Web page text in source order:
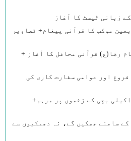
زبانی ٹیسٹ کا آغاز
موکب کا قرآنی پیغام+ ٹصاویر
رضا(ع) قرآنی محافل کا آغاز +
اور عوامی سفارت کاری کی
بچی کے زخموں پر مرہم+
کے سامنے جھکیں گے، نہ دھمکیوں سے